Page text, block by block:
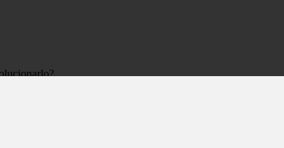
y cómo solucionarlo?